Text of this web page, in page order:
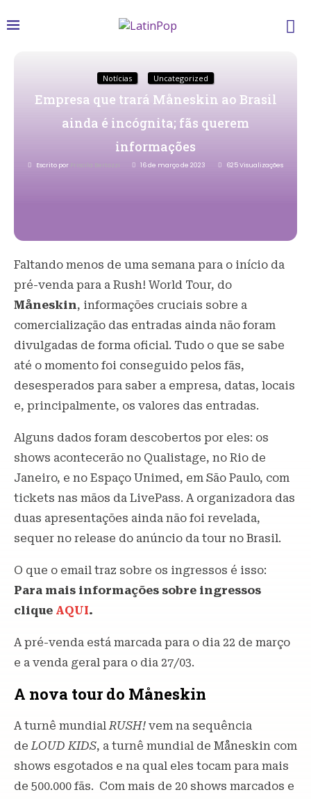
Notícias Uncategorized
Empresa que trará Måneskin ao Brasil
ainda é incógnita; fãs querem
informações
Escrito por 16 de março de 2023 625Visualizações
Faltando menos de uma semana para o início da
pré-venda para a Rush! World Tour, do
Måneskin, informações cruciais sobre a
comercialização das entradas ainda não foram
divulgadas de forma oficial. Tudo o que se sabe
até o momento foi conseguido pelos fãs,
desesperados para saber a empresa, datas, locais
e, principalmente, os valores das entradas.
Alguns dados foram descobertos por eles: os
shows acontecerão no Qualistage, no Rio de
Janeiro, e no Espaço Unimed, em São Paulo, com
tickets nas mãos da LivePass. A organizadora das
duas apresentações ainda não foi revelada,
sequer no release do anúncio da tour no Brasil.
O que o email traz sobre os ingressos é isso:
Para mais informações sobre ingressos
clique AQUI.
A pré-venda está marcada para o dia 22 de março
e a venda geral para o dia 27/03.
A nova tour do Måneskin
A turnê mundialRUSH! vem na sequência
deLOUD KIDS, a turnê mundial de Måneskin com
shows esgotados e na qual eles tocam para mais
de 500.000 fãs. Com mais de 20 shows marcados e